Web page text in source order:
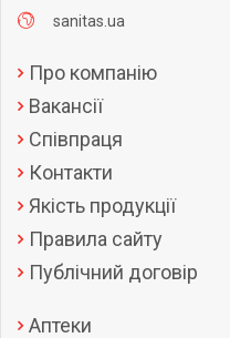
sanitas.ua
Про компанію
Вакансії
Співпраця
Контакти
Якість продукції
Правила сайту
Публічний договір
Аптеки